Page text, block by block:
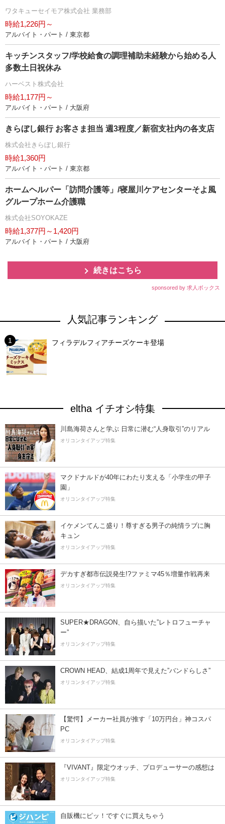
ワタキューセイモア株式会社 業務部
時給1,226円～
アルバイト・パート / 東京都
キッチンスタッフ/学校給食の調理補助未経験から始める人
多数土日祝休み
ハーベスト株式会社
時給1,177円～
アルバイト・パート / 大阪府
きらぼし銀行 お客さま担当 週3程度／新宿支社内の各支店
株式会社きらぼし銀行
時給1,360円
アルバイト・パート / 東京都
ホームヘルパー「訪問介護等」/寝屋川ケアセンターそよ風
グループホーム介護職
株式会社SOYOKAZE
時給1,377円～1,420円
アルバイト・パート / 大阪府
続きはこちら
sponsored by 求人ボックス
人気記事ランキング
フィラデルフィアチーズケーキ登場
eltha イチオシ特集
川島海荷さんと学ぶ 日常に潜む“人身取引”のリアル
オリコンタイアップ特集
マクドナルドが40年にわたり支える「小学生の甲子
園」
オリコンタイアップ特集
イケメンてんこ盛り！尊すぎる男子の純情ラブに胸
キュン
オリコンタイアップ特集
デカすぎ都市伝説発生!?ファミマ45％増量作戦再来
オリコンタイアップ特集
SUPER★DRAGON、自ら描いた”レトロフューチャ
ー”
オリコンタイアップ特集
CROWN HEAD、結成1周年で見えた”バンドらしさ”
オリコンタイアップ特集
【驚愕】メーカー社員が推す「10万円台」神コスパ
PC
オリコンタイアップ特集
『VIVANT』限定ウオッチ、プロデューサーの感想は
オリコンタイアップ特集
自販機にピッ！ですぐに買えちゃう